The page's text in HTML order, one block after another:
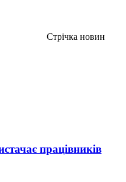
Стрічка новин
працівників